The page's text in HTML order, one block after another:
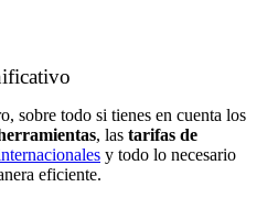
sobre todo si tienes en cuenta los
, las tarifas de
y todo lo necesario
eficiente.